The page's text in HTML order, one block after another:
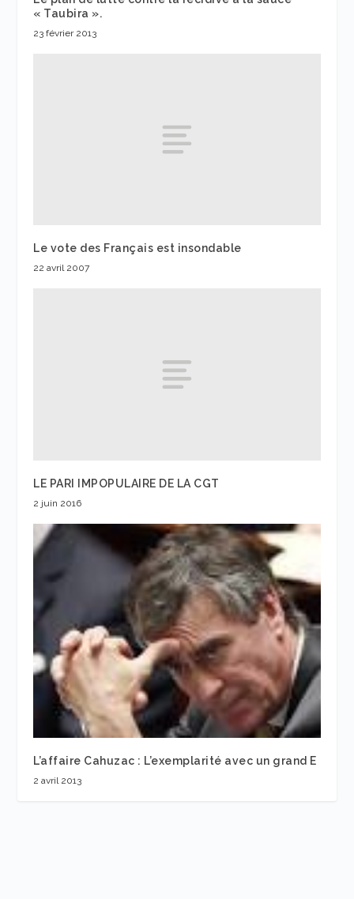
« Taubira ».
23 février 2013
Le vote des Français est insondable
22 avril 2007
LE PARI IMPOPULAIRE DE LA CGT
2 juin 2016
L’affaire Cahuzac : L’exemplarité avec un grand E
2 avril 2013